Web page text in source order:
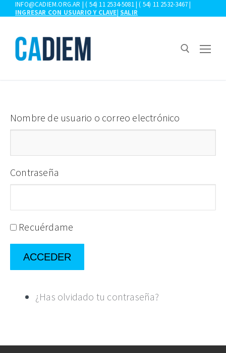
al
INFO@CADIEM.ORG.AR | ( 54) 11 2534-5081 | ( 54) 11 2532-3467 |
INGRESAR CON USUARIO Y CLAVE| SALIR
Nombre de usuario o correo electrónico
Contraseña
Recuérdame
ACCEDER
¿Has olvidado tu contraseña?